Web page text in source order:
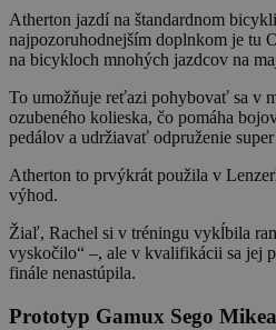
Atherton jazdí na štandardnom
najpozoruhodnejším doplnkom je tu
na bicykloch mnohých jazdcov na
To umožňuje reťazi pohybovať sa v
ozubeného kolieska, čo pomáha
pedálov a udržiavať odpruženie
Atherton to prvýkrát použila v
výhod.
Žiaľ, Rachel si v tréningu vykĺbila
vyskočilo“ –, ale v kvalifikácii sa jej
finále nenastúpila.
Prototyp Gamux Sego